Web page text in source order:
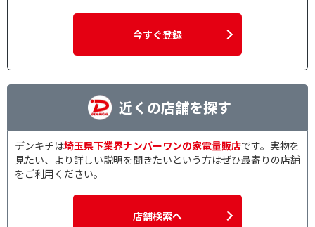
今すぐ登録
近くの店舗を探す
デンキチは埼玉県下業界ナンバーワンの家電量販店です。実物を
見たい、より詳しい説明を聞きたいという方はぜひ最寄りの店舗
をご利用ください。
店舗検索へ